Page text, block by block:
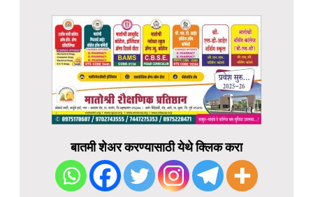
बातमी शेअर करण्यासाठी येथे क्लिक करा